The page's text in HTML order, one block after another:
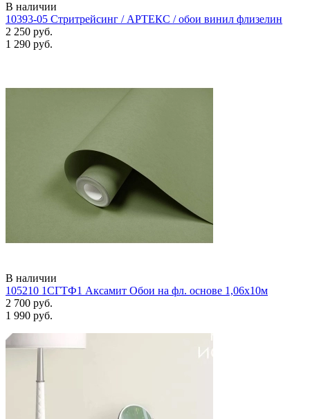
В наличии
10393-05 Стритрейсинг / АРТЕКС / обои винил флизелин
2 250 руб.
1 290 руб.
В наличии
105210 1СГТФ1 Аксамит Обои на фл. основе 1,06х10м
2 700 руб.
1 990 руб.